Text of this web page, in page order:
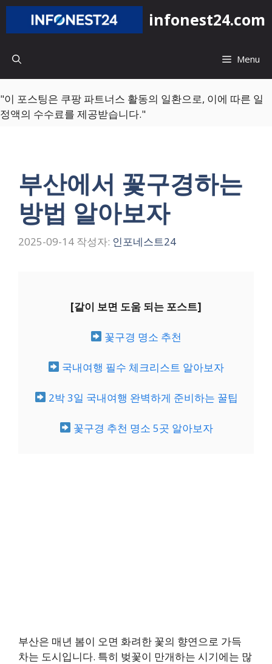
컨
츠
너
뛰
기
infonest24.com
Menu
"이 포스팅은 쿠팡 파트너스 활동의 일환으로, 이에 따른 일
정액의 수수료를 제공받습니다."
부산에서 꽃구경하는
방법 알아보자
2025-09-14 작성자: 인포네스트24
[같이 보면 도움 되는 포스트]
꽃구경 명소 추천
국내여행 필수 체크리스트 알아보자
2박 3일 국내여행 완벽하게 준비하는 꿀팁
꽃구경 추천 명소 5곳 알아보자
부산은 매년 봄이 오면 화려한 꽃의 향연으로 가득
차는 도시입니다. 특히 벚꽃이 만개하는 시기에는 많